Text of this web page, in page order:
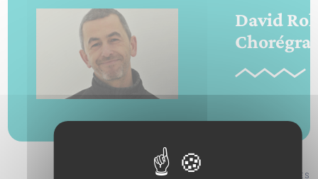
David
VOIR TOUS NOS PARTENAIRES ARTISTIQUES